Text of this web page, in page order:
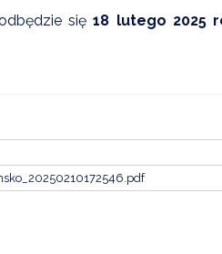
się18 lutego 2025